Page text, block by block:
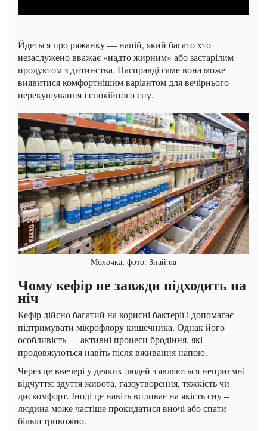
Йдеться про ряжанку — напій, який багато хто
незаслужено вважає «надто жирним» або застарілим
продуктом з дитинства. Насправді саме вона може
виявитися комфортнішим варіантом для вечірнього
перекушування і спокійного сну.
Молочка, фото: Знай.ua
Чому кефір не завжди підходить на
ніч
Кефір дійсно багатий на корисні бактерії і допомагає
підтримувати мікрофлору кишечника. Однак його
особливість — активні процеси бродіння, які
продовжуються навіть після вживання напою.
Через це ввечері у деяких людей з'являються неприємні
відчуття: здуття живота, газоутворення, тяжкість чи
дискомфорт. Іноді це навіть впливає на якість сну –
людина може частіше прокидатися вночі або спати
більш тривожно.